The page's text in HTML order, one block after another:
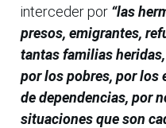
interceder por “las
presos, emigrantes,
tantas familias
por los pobres, por los
de dependencias, por
situaciones que son